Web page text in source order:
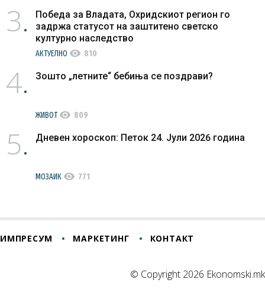
3
Победа за Владата, Охридскиот регион го
задржа статусот на заштитено светско
културно наследство
АКТУЕЛНО visibility 810
4 Зошто „летните“ бебиња се поздрави?
ЖИВОТvisibility 809
5 Дневен хороскоп: Петок 24. Јули 2026 година
МОЗАИК visibility 771
ИМПРЕСУМ МАРКЕТИНГ КОНТАКТ
© Copyright 2026 Ekonomski.mk